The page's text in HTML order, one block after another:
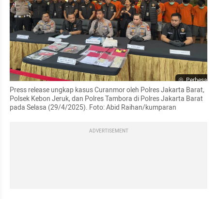
Perbesar
Press release ungkap kasus Curanmor oleh Polres Jakarta Barat,
Polsek Kebon Jeruk, dan Polres Tambora di Polres Jakarta Barat
pada Selasa (29/4/2025). Foto: Abid Raihan/kumparan
ADVERTISEMENT